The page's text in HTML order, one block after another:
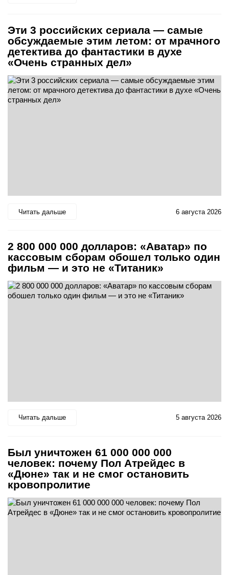
Эти 3 российских сериала — самые
обсуждаемые этим летом: от мрачного
детектива до фантастики в духе
«Очень странных дел»
Читать дальше 6 августа 2026
2 800 000 000 долларов: «Аватар» по
кассовым сборам обошел только один
фильм — и это не «Титаник»
Читать дальше 5 августа 2026
Был уничтожен 61 000 000 000
человек: почему Пол Атрейдес в
«Дюне» так и не смог остановить
кровопролитие